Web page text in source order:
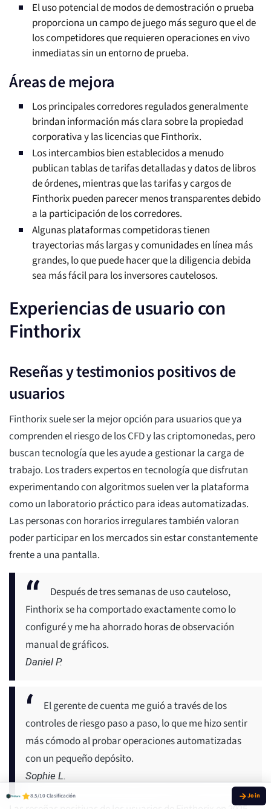
El uso potencial de modos de demostración o prueba
proporciona un campo de juego más seguro que el de
los competidores que requieren operaciones en vivo
inmediatas sin un entorno de prueba.
Áreas de mejora
Los principales corredores regulados generalmente
brindan información más clara sobre la propiedad
corporativa y las licencias que Finthorix.
Los intercambios bien establecidos a menudo
publican tablas de tarifas detalladas y datos de libros
de órdenes, mientras que las tarifas y cargos de
Finthorix pueden parecer menos transparentes debido
a la participación de los corredores.
Algunas plataformas competidoras tienen
trayectorias más largas y comunidades en línea más
grandes, lo que puede hacer que la diligencia debida
sea más fácil para los inversores cautelosos.
Experiencias de usuario con
Finthorix
Reseñas y testimonios positivos de
usuarios
Finthorix suele ser la mejor opción para usuarios que ya
comprenden el riesgo de los CFD y las criptomonedas, pero
buscan tecnología que les ayude a gestionar la carga de
trabajo. Los traders expertos en tecnología que disfrutan
experimentando con algoritmos suelen ver la plataforma
como un laboratorio práctico para ideas automatizadas.
Las personas con horarios irregulares también valoran
poder participar en los mercados sin estar constantemente
frente a una pantalla.
Después de tres semanas de uso cauteloso,
Finthorix se ha comportado exactamente como lo
configuré y me ha ahorrado horas de observación
manual de gráficos.
Daniel P.
El gerente de cuenta me guió a través de los
controles de riesgo paso a paso, lo que me hizo sentir
más cómodo al probar operaciones automatizadas
con un pequeño depósito.
Sophie L.
8.5/10 Clasificación